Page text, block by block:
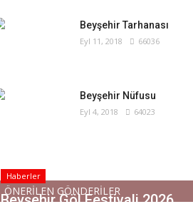
Beyşehir Tarhanası
Eyl 11, 2018 66036
Beyşehir Nüfusu
Eyl 4, 2018 64023
ÖNERİLEN GÖNDERİLER
Haberler
Beyşehir Göl Festivali 2026